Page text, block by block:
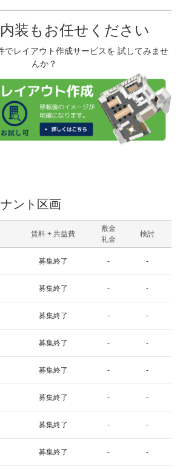
装もお任せください
でレイアウト作成サービスを 試してみませ
んか？
ント区画
賃料 + 共益費
敷金
礼金
検討
募集終了 - -
募集終了 - -
募集終了 - -
募集終了 - -
募集終了 - -
募集終了 - -
募集終了 - -
募集終了 - -